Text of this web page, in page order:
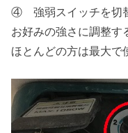
④ 強弱スイッチを切
お好みの強さに調整す
ほとんどの方は最大で